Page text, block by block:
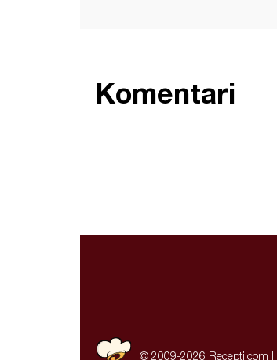
Komentari
© 2009-2026 Recepti.com |